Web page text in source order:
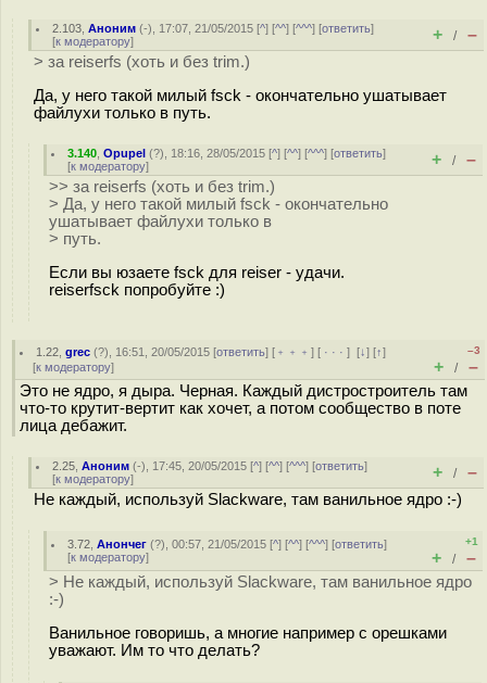
2.103 ,Аноним (-), 17:07, 21/05/2015 [^] [^^] [^^^] [ответить]
[к модератору] + / –
> за reiserfs (хоть и без trim.)
Да, у него такой милый fsck - окончательно ушатывает
файлухи только в путь.
3.140 ,Opupel (?), 18:16, 28/05/2015 [^] [^^] [^^^] [ответить]
[к модератору] + / –
>> за reiserfs (хоть и без trim.)
> Да, у него такой милый fsck - окончательно
ушатывает файлухи только в
> путь.
Если вы юзаете fsck для reiser - удачи.
reiserfsck попробуйте :)
1.22 ,grec (?), 16:51, 20/05/2015 [ответить] [ ﹢﹢﹢] [ · · ·][↓] [↑]
[к модератору]
–3
+ / –
Это не ядро, я дыра. Черная. Каждый дистростроитель там
что-то крутит-вертит как хочет, а потом сообщество в поте
лица дебажит.
2.25 ,Аноним (-), 17:45, 20/05/2015 [^] [^^] [^^^] [ответить]
[к модератору] + / –
Не каждый, используй Slackware, там ванильное ядро :-)
3.72 ,Анончег (?), 00:57, 21/05/2015 [^] [^^] [^^^] [ответить]
[к модератору]
+1
+ / –
> Не каждый, используй Slackware, там ванильное ядро
:-)
Ванильное говоришь, а многие например с орешками
уважают. Им то что делать?